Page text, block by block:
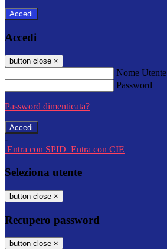
Accedi
Accedi
button close ×
Nome Utente
Password
Password dimenticata?
-
Entra con SPID Entra con CIE
Seleziona utente
button close ×
Recupero password
button close ×